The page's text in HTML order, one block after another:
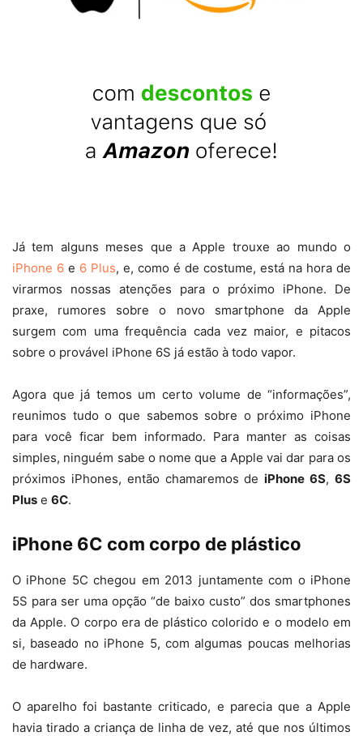
Já tem alguns meses que a Apple trouxe ao mundo o
iPhone 6 e 6 Plus, e, como é de costume, está na hora de
virarmos nossas atenções para o próximo iPhone. De
praxe, rumores sobre o novo smartphone da Apple
surgem com uma frequência cada vez maior, e pitacos
sobre o provável iPhone 6S já estão à todo vapor.
Agora que já temos um certo volume de “informações”,
reunimos tudo o que sabemos sobre o próximo iPhone
para você ficar bem informado. Para manter as coisas
simples, ninguém sabe o nome que a Apple vai dar para os
próximos iPhones, então chamaremos deiPhone 6S,6S
Plus e 6C.
iPhone 6C com corpo de plástico
O iPhone 5C chegou em 2013 juntamente com o iPhone
5S para ser uma opção “de baixo custo” dos smartphones
da Apple. O corpo era de plástico colorido e o modelo em
si, baseado no iPhone 5, com algumas poucas melhorias
de hardware.
O aparelho foi bastante criticado, e parecia que a Apple
havia tirado a criança de linha de vez, até que nos últimos